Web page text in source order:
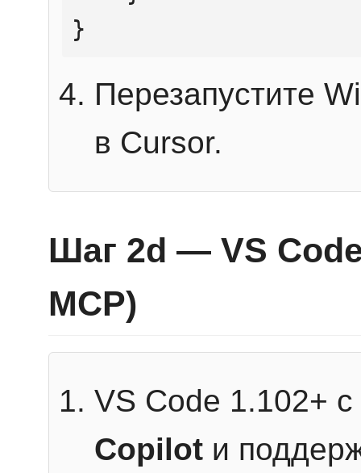
}
Перезапустите
в Cursor.
Шаг 2d — VS
MCP)
VS Code 1.102+
Copilot и